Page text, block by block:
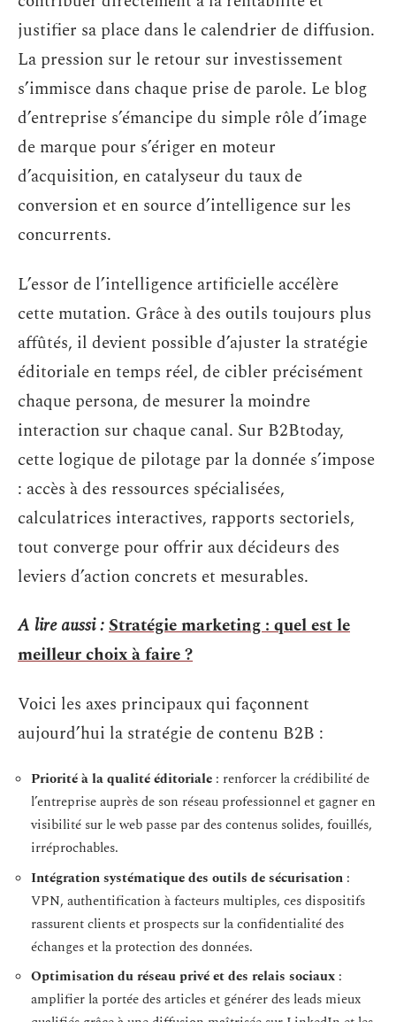
justifier sa place dans le calendrier de diffusion.
La pression sur le retour sur investissement
s’immisce dans chaque prise de parole. Le blog
d’entreprise s’émancipe du simple rôle d’image
de marque pour s’ériger en moteur
d’acquisition, en catalyseur du taux de
conversion et en source d’intelligence sur les
concurrents.
L’essor de l’intelligence artificielle accélère
cette mutation. Grâce à des outils toujours plus
affûtés, il devient possible d’ajuster la stratégie
éditoriale en temps réel, de cibler précisément
chaque persona, de mesurer la moindre
interaction sur chaque canal. Sur B2Btoday,
cette logique de pilotage par la donnée s’impose
: accès à des ressources spécialisées,
calculatrices interactives, rapports sectoriels,
tout converge pour offrir aux décideurs des
leviers d’action concrets et mesurables.
A lire aussi :Stratégie marketing : quel est le
meilleur choix à faire ?
Voici les axes principaux qui façonnent
aujourd’hui la stratégie de contenu B2B :
Priorité à la qualité éditoriale : renforcer la crédibilité de
l’entreprise auprès de son réseau professionnel et gagner en
visibilité sur le web passe par des contenus solides, fouillés,
irréprochables.
Intégration systématique des outils de sécurisation :
VPN, authentification à facteurs multiples, ces dispositifs
rassurent clients et prospects sur la confidentialité des
échanges et la protection des données.
Optimisation du réseau privé et des relais sociaux :
amplifier la portée des articles et générer des leads mieux